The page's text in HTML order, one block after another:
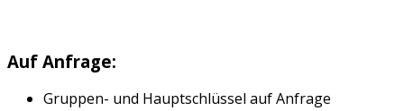
Auf Anfrage:
Gruppen- und Hauptschlüssel auf Anfrage